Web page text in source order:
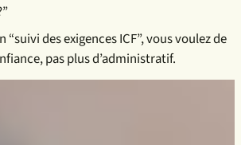
“suivi des exigences ICF”, vous voulez de
pas plus d’administratif.